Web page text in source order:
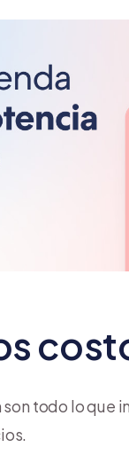
son todo lo que